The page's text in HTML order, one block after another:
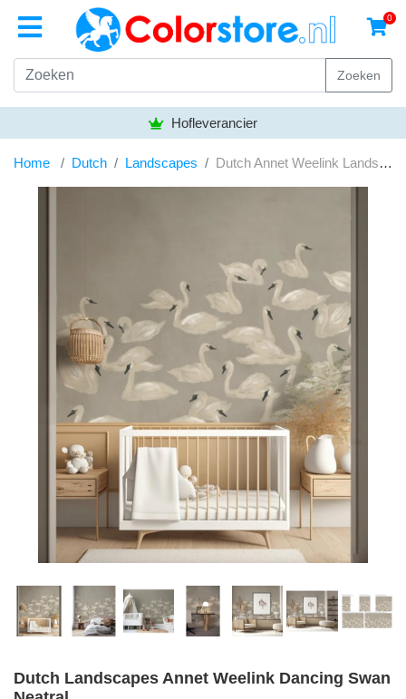
0
Zoeken
Hofleverancier
Home Dutch Landscapes Dutch Annet Weelink Landscapes Dancing Swan Neatral
Dutch Landscapes Annet Weelink Dancing Swan